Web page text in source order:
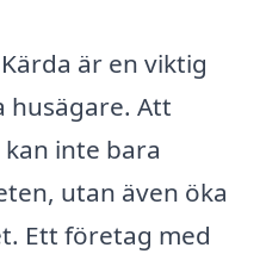
är en viktig
husägare. Att
inte bara
utan även öka
Ett företag med